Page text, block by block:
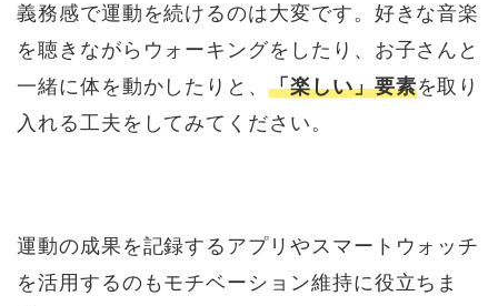
義務感で運動を続けるのは大変です。好きな音楽
を聴きながらウォーキングをしたり、お子さんと
一緒に体を動かしたりと、「楽しい」要素を取り
入れる工夫をしてみてください。
運動の成果を記録するアプリやスマートウォッチ
を活用するのもモチベーション維持に役立ちま